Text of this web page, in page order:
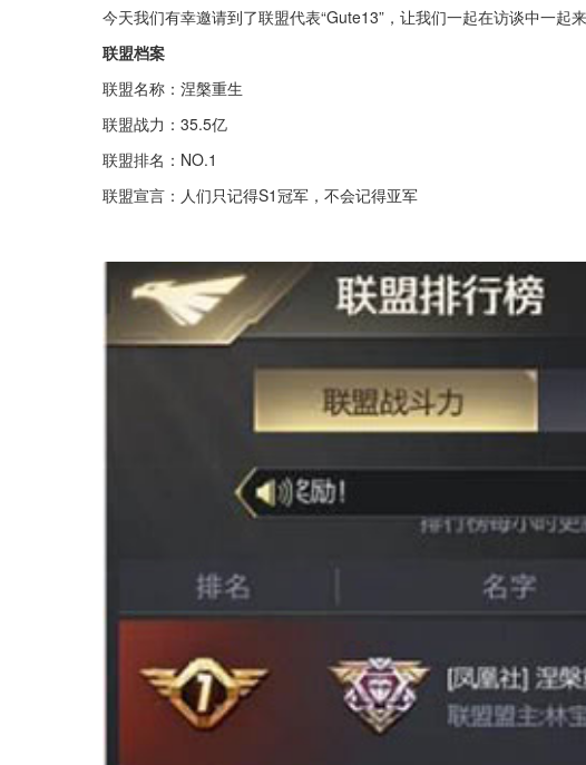
今天我们有幸邀请到了联盟代表“Gute13”，让我们一起在访谈中一起
联盟档案
联盟名称：涅槃重生
联盟战力：35.5亿
联盟排名：NO.1
联盟宣言：人们只记得S1冠军，不会记得亚军